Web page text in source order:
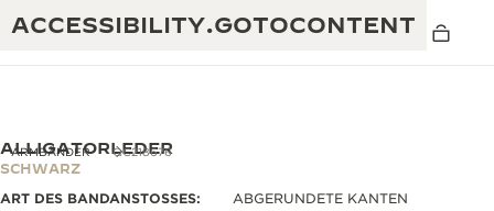
ACCESSIBILITY.GOTOCONTENT
ARMBÄNDER QC218676
ALLIGATORLEDER
SCHWARZ
ART DES BANDANSTOSSES:
ABGERUNDETE KANTEN